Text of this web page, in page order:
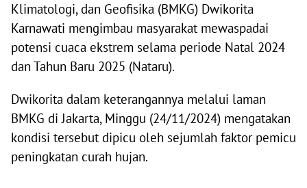
Klimatologi, dan Geofisika (BMKG) Dwikorita
Karnawati mengimbau masyarakat mewaspadai
potensi cuaca ekstrem selama periode Natal 2024
dan Tahun Baru 2025 (Nataru).
Dwikorita dalam keterangannya melalui laman
BMKG di Jakarta, Minggu (24/11/2024) mengatakan
kondisi tersebut dipicu oleh sejumlah faktor pemicu
peningkatan curah hujan.